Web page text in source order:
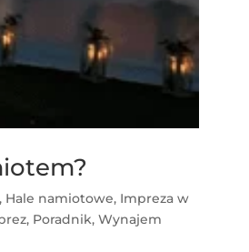
, Hale namiotowe, Impreza w
, Poradnik,Wynajem